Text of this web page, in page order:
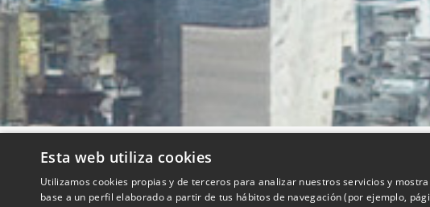
Esta web utiliza cookies
Utilizamos cookies propias y de terceros para analizar nuestros servicios y
base a un perfil elaborado a partir de tus hábitos de navegación (por ejemplo,